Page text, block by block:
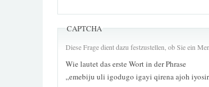
CAPTCHA
Diese Frage dient dazu festzustellen, ob Sie ein
Wie lautet das erste Wort in der Phrase
„emebiju uli igodugo igayi qirena ajoh